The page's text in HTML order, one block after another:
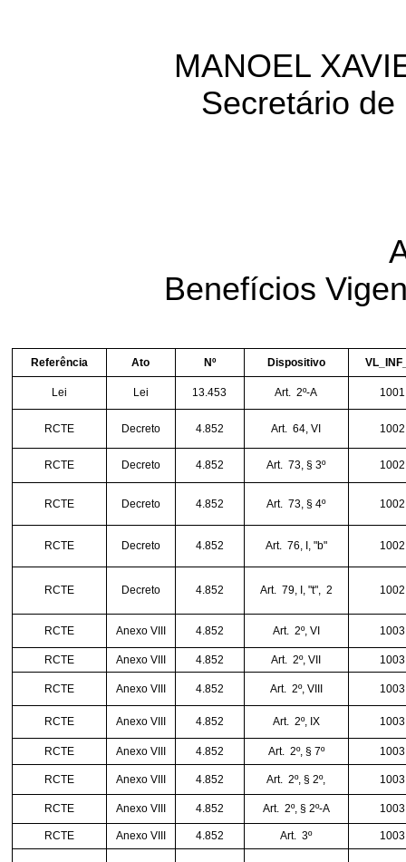
MANOEL
Secretário
Benefícios
Referência Ato Nº Dispositivo
Lei Lei 13.453 Art. 2º-A
RCTE Decreto 4.852 Art. 64, VI
RCTE Decreto 4.852 Art. 73, § 3º
RCTE Decreto 4.852 Art. 73, § 4º
RCTE Decreto 4.852 Art. 76, I, "b"
RCTE Decreto 4.852 Art. 79, I, "t", 2
RCTE Anexo VIII 4.852 Art. 2º, VI
RCTE Anexo VIII 4.852 Art. 2º, VII
RCTE Anexo VIII 4.852 Art. 2º, VIII
RCTE Anexo VIII 4.852 Art. 2º, IX
RCTE Anexo VIII 4.852 Art. 2º, § 7º
RCTE Anexo VIII 4.852 Art. 2º, § 2º,
RCTE Anexo VIII 4.852 Art. 2º, § 2º-A
RCTE Anexo VIII 4.852 Art. 3º